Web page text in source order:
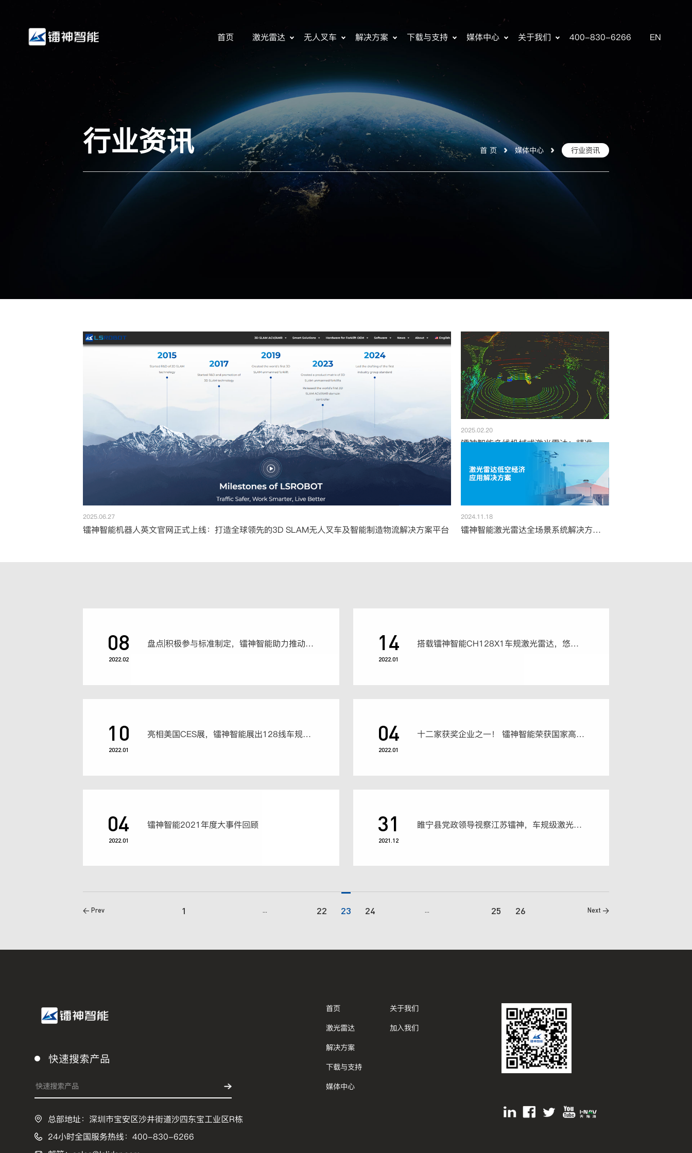
首页 激光雷达 无人叉车 解决方案 下载与支持 媒体中心 关于我们 400-830-6266 EN
行业资讯 首 页 媒体中心 行业资讯
2025.06.27
镭神智能机器人英文官网正式上线：打造全球领先的3D SLAM无人叉车及智能制造物流解决方案平台
2025.02.20
镭神智能多线机械式激光雷达：精准探测，赋能多领域产业智能化升级
2024.11.18
镭神智能激光雷达全场景系统解决方案，赋能低空经济新时代
08
2022.02
盘点|积极参与标准制定，镭神智能助力推动十余项标准建设 14
2022.01
搭载镭神智能CH128X1车规激光雷达，悠跑科技UP超级底盘升级发布
10
2022.01
亮相美国CES展，镭神智能展出128线车规级混合固态激光雷达等车规新品 04
2022.01
十二家获奖企业之一！ 镭神智能荣获国家高速列车技术创新中心创新创业大赛创业组二等奖
04
2022.01
镭神智能2021年度大事件回顾 31
2021.12
睢宁县党政领导视察江苏镭神，车规级激光雷达生产项目受到高度重视
< Prev 1 ... 22 23 24 ... 25 26 Next >
快速搜索产品
总部地址：深圳市宝安区沙井街道沙四东宝工业区R栋
24小时全国服务热线：400-830-6266
首页
激光雷达
解决方案
下载与支持
媒体中心
关于我们
加入我们